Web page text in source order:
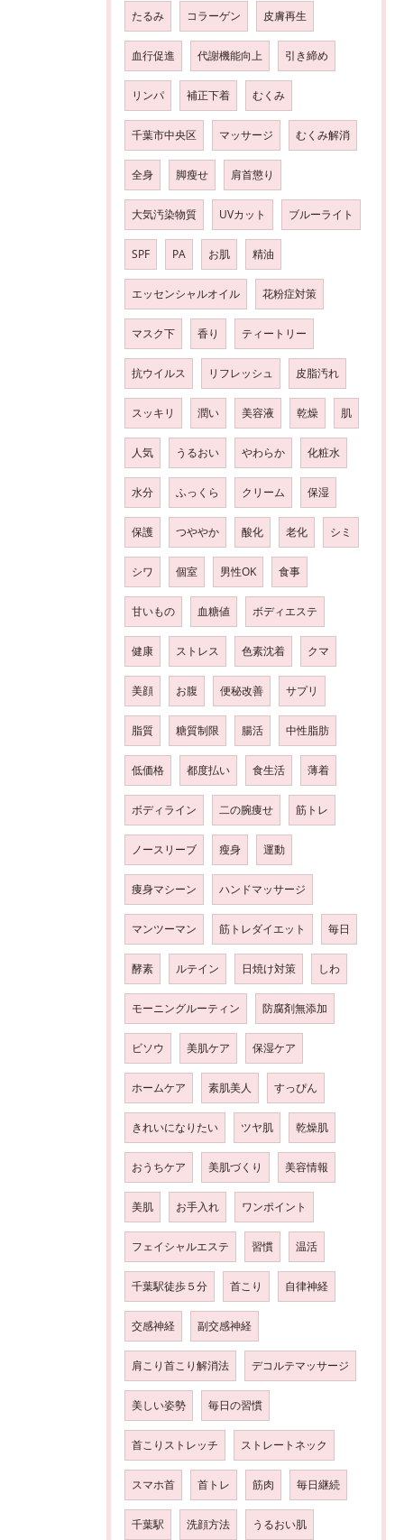
たるみ コラーゲン 皮膚再生
血行促進 代謝機能向上 引き締め
リンパ 補正下着 むくみ
千葉市中央区 マッサージ むくみ解消
全身 脚瘦せ 肩首懲り
大気汚染物質 UVカット ブルーライト
SPF PA お肌 精油
エッセンシャルオイル 花粉症対策
マスク下 香り ティートリー
抗ウイルス リフレッシュ 皮脂汚れ
スッキリ 潤い 美容液 乾燥 肌
人気 うるおい やわらか 化粧水
水分 ふっくら クリーム 保湿
保護 つややか 酸化 老化 シミ
シワ 個室 男性OK 食事
甘いもの 血糖値 ボディエステ
健康 ストレス 色素沈着 クマ
美顔 お腹 便秘改善 サプリ
脂質 糖質制限 腸活 中性脂肪
低価格 都度払い 食生活 薄着
ボディライン 二の腕痩せ 筋トレ
ノースリーブ 瘦身 運動
痩身マシーン ハンドマッサージ
マンツーマン 筋トレダイエット 毎日
酵素 ルテイン 日焼け対策 しわ
モーニングルーティン 防腐剤無添加
ビソウ 美肌ケア 保湿ケア
ホームケア 素肌美人 すっぴん
きれいになりたい ツヤ肌 乾燥肌
おうちケア 美肌づくり 美容情報
美肌 お手入れ ワンポイント
フェイシャルエステ 習慣 温活
千葉駅徒歩５分 首こり 自律神経
交感神経 副交感神経
肩こり首こり解消法 デコルテマッサージ
美しい姿勢 毎日の習慣
首こりストレッチ ストレートネック
スマホ首 首トレ 筋肉 毎日継続
千葉駅 洗顔方法 うるおい肌